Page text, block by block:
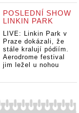
TOP 7 videoklipů
týdne: Thom
domácí archiv,
Annabelle
napsala hymnu o
podpatcích a
Vánocích
POSLEDNÍ SHOW
LINKIN PARK
LIVE: Linkin Park v
Praze dokázali, že
stále kralují pódiím.
Aerodrome festival
jim ležel u nohou